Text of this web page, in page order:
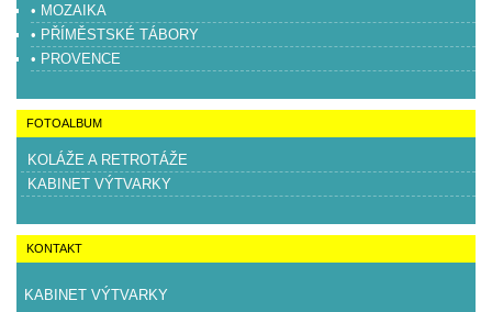
• MOZAIKA
• PŘÍMĚSTSKÉ TÁBORY
• PROVENCE
FOTOALBUM
KOLÁŽE A RETROTÁŽE
KABINET VÝTVARKY
KONTAKT
KABINET VÝTVARKY